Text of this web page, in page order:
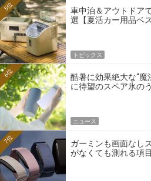
車中泊＆アウトドア
選【夏活カー用品ベ
5位
トピックス
酷暑に効果絶大な“魔
に待望のスペア氷の
6位
ニュース
ガーミンも画面なし
がなくても測れる項
7位